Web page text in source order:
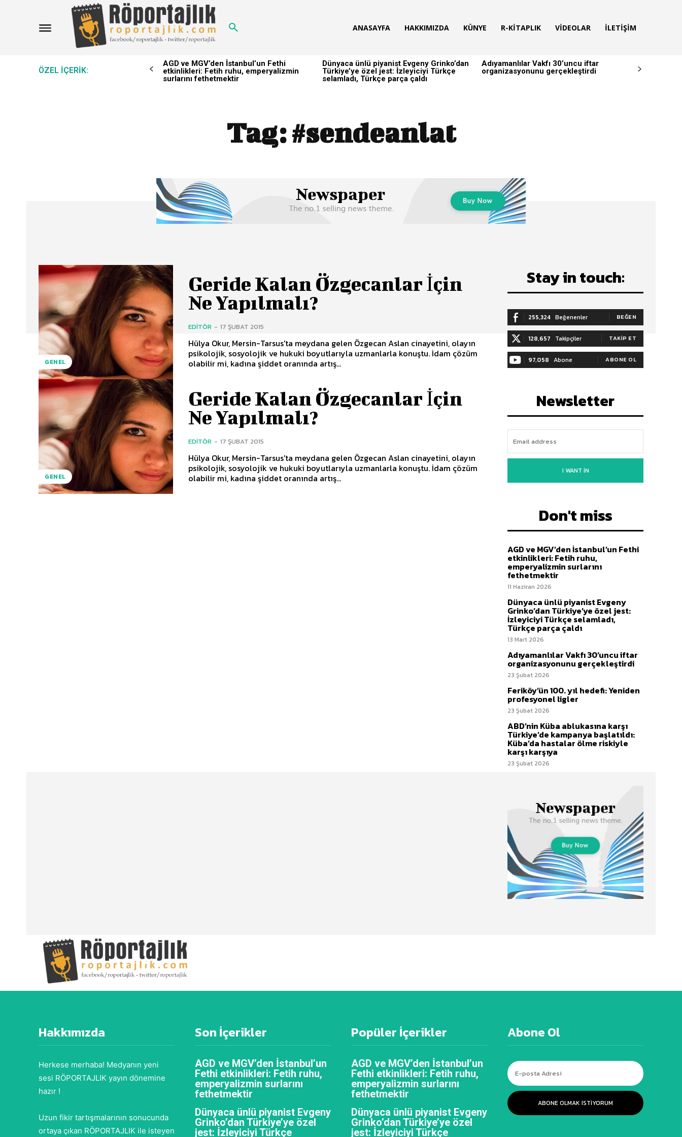
ANASAYFA HAKKIMIZDA KÜNYE R-KITAPLIK VIDEOLAR İLETIŞIM
ÖZEL IÇERIK:
AGD ve MGV’den İstanbul’un Fethi
etkinlikleri: Fetih ruhu, emperyalizmin
surlarını fethetmektir
Dünyaca ünlü piyanist Evgeny Grinko’dan
Türkiye’ye özel jest: İzleyiciyi Türkçe
selamladı, Türkçe parça çaldı
Adıyamanlılar Vakfı 30’uncu iftar
organizasyonunu gerçekleştirdi
Tag:#sendeanlat
GENEL
Geride Kalan Özgecanlar İçin
Ne Yapılmalı?
EDITÖR - 17 ŞUBAT 2015
Hülya Okur, Mersin-Tarsus'ta meydana gelen Özgecan Aslan cinayetini, olayın
psikolojik, sosyolojik ve hukuki boyutlarıyla uzmanlarla konuştu. İdam çözüm
olabilir mi, kadına şiddet oranında artış...
GENEL
Geride Kalan Özgecanlar İçin
Ne Yapılmalı?
EDITÖR - 17 ŞUBAT 2015
Hülya Okur, Mersin-Tarsus'ta meydana gelen Özgecan Aslan cinayetini, olayın
psikolojik, sosyolojik ve hukuki boyutlarıyla uzmanlarla konuştu. İdam çözüm
olabilir mi, kadına şiddet oranında artış...
Stay in touch:
255,324 Beğenenler BEĞEN
128,657 Takipçiler TAKIP ET
97,058 Abone ABONE OL
Newsletter
I WANT IN
Don't miss
AGD ve MGV’den İstanbul’un Fethi
etkinlikleri: Fetih ruhu,
emperyalizmin surlarını
fethetmektir
11 Haziran 2026
Dünyaca ünlü piyanist Evgeny
Grinko’dan Türkiye’ye özel jest:
İzleyiciyi Türkçe selamladı,
Türkçe parça çaldı
13 Mart 2026
Adıyamanlılar Vakfı 30’uncu iftar
organizasyonunu gerçekleştirdi
23 Şubat 2026
Feriköy’ün 100. yıl hedefi: Yeniden
profesyonel ligler
23 Şubat 2026
ABD’nin Küba ablukasına karşı
Türkiye’de kampanya başlatıldı:
Küba’da hastalar ölme riskiyle
karşı karşıya
23 Şubat 2026
Hakkımızda
Herkese merhaba! Medyanın yeni
sesi RÖPORTAJLIK yayın dönemine
hazır !
Uzun fikir tartışmalarının sonucunda
ortaya çıkan RÖPORTAJLIK ile isteyen
Son İçerikler
AGD ve MGV’den İstanbul’un
Fethi etkinlikleri: Fetih ruhu,
emperyalizmin surlarını
fethetmektir
Dünyaca ünlü piyanist Evgeny
Grinko’dan Türkiye’ye özel
jest: İzleyiciyi Türkçe
Popüler İçerikler
AGD ve MGV’den İstanbul’un
Fethi etkinlikleri: Fetih ruhu,
emperyalizmin surlarını
fethetmektir
Dünyaca ünlü piyanist Evgeny
Grinko’dan Türkiye’ye özel
jest: İzleyiciyi Türkçe
Abone Ol
ABONE OLMAK ISTIYORUM